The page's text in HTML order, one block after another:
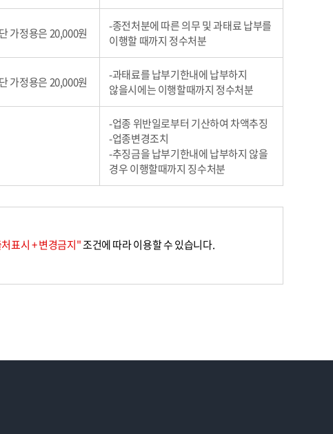
가정용은 20,000원
-종전처분에 따른 의무 및 과태료 납부를
이행할 때까지 정수처분
가정용은 20,000원
-과태료를 납부기한내에 납부하지
않을시에는 이행할때까지 정수처분
-업종 위반일로부터 기산하여 차액추징
-업종변경조치
-추징금을 납부기한내에 납부하지 않을
경우 이행할때까지 징수처분
표시 + 변경금지"조건에 따라 이용할 수 있습니다.